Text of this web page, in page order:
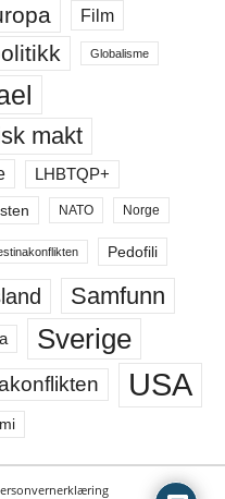
Film
Globalisme
makt
LHBTQP+
NATO Norge
Pedofili
Samfunn
Sverige
USA